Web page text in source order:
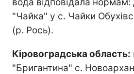
"Чайка" у с. Чайки
(р. Рось).
Кіровоградська область:
"Бригантина" с.